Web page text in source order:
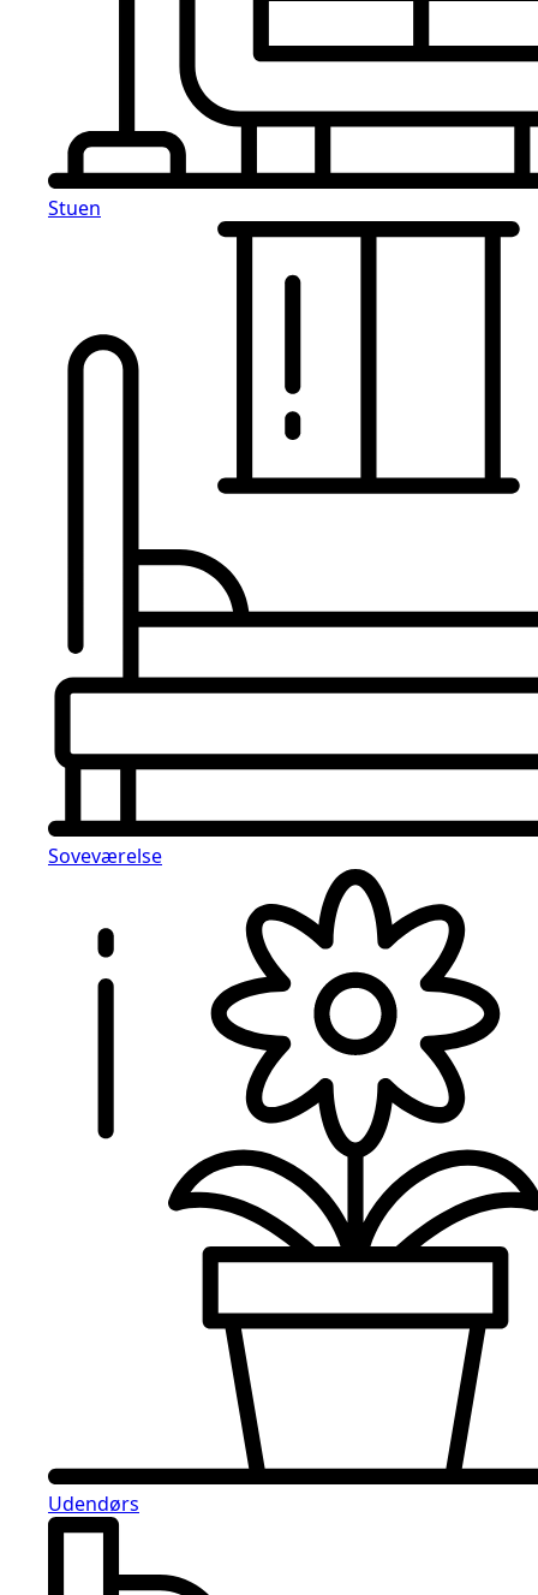
Stuen
Soveværelse
Udendørs